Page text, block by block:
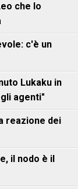
che lo
c'è un
Lukaku in
agenti"
reazione dei
il nodo è il